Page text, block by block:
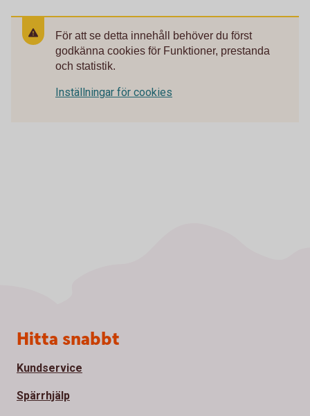
För att se detta innehåll behöver du först
godkänna cookies för Funktioner, prestanda
och statistik.
Inställningar för cookies
Sidfot
Hitta snabbt
Kundservice
Spärrhjälp